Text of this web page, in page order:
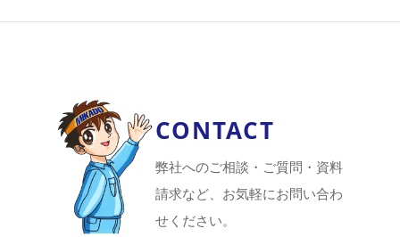
CONTACT
弊社へのご相談・ご質問・資料
請求など、お気軽にお問い合わ
せください。